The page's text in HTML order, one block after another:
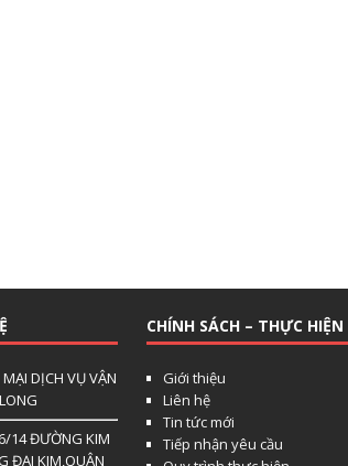
DỊCH VỤ VẬN
14 ĐƯỜNG KIM
ĐẠI KIM,QUẬN
CHÍNH SÁCH – THỰC HIỆN
Giới thiệu
Liên hệ
Tin tức mới
Tiếp nhận yêu cầu